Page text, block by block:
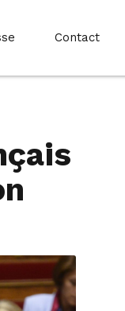
Contact